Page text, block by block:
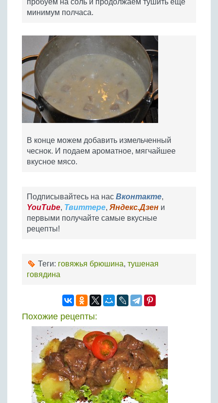
пробуем на соль и продолжаем тушить еще
минимум полчаса.
В конце можем добавить измельченный
чеснок. И подаем ароматное, мягчайшее
вкусное мясо.
Подписывайтесь на нас Вконтакте,
YouTube, Твиттере, Яндекс.Дзен и
первыми получайте самые вкусные
рецепты!
Теги: говяжья брюшина, тушеная
говядина
Похожие рецепты: